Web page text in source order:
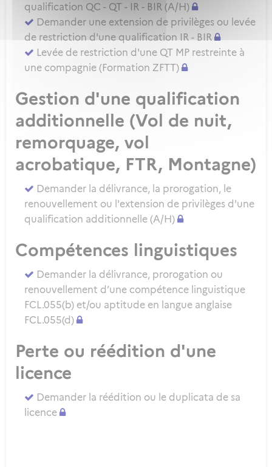
qualification QC - QT - IR - BIR (A/H)
Demander une extension de privilèges ou levée
de restriction d'une qualification IR - BIR
Levée de restriction d'une QT MP restreinte à
une compagnie (Formation ZFTT)
Gestion d'une qualification
additionnelle (Vol de nuit,
remorquage, vol
acrobatique, FTR, Montagne)
Demander la délivrance, la prorogation, le
renouvellement ou l'extension de privilèges d'une
qualification additionnelle (A/H)
Compétences linguistiques
Demander la délivrance, prorogation ou
renouvellement d’une compétence linguistique
FCL.055(b) et/ou aptitude en langue anglaise
FCL.055(d)
Perte ou réédition d'une
licence
Demander la réédition ou le duplicata de sa
licence